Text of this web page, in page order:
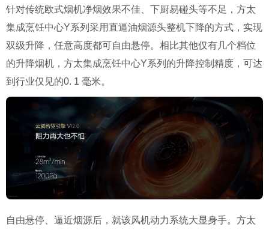
针对传统欧式烟机净烟效果不佳、下厨易碰头等不足，方太
集成烹饪中心Y系列采用直逼油烟源头整机下降的方式，实现
双级升降，任意高度都可自由悬停。相比其他仅有几个档位
的升降烟机，方太集成烹饪中心Y系列的升降控制精度，可达
到行业仅见的0. 1 毫米。
自由悬停、逼近烟源后，就该风机动力系统大显身手。方太